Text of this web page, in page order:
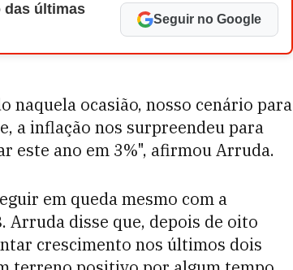
das últimas
Seguir no Google
naquela ocasião, nosso cenário para
a inflação nos surpreendeu para
este ano em 3%", afirmou Arruda.
em queda mesmo com a
Arruda disse que, depois de oito
crescimento nos últimos dois